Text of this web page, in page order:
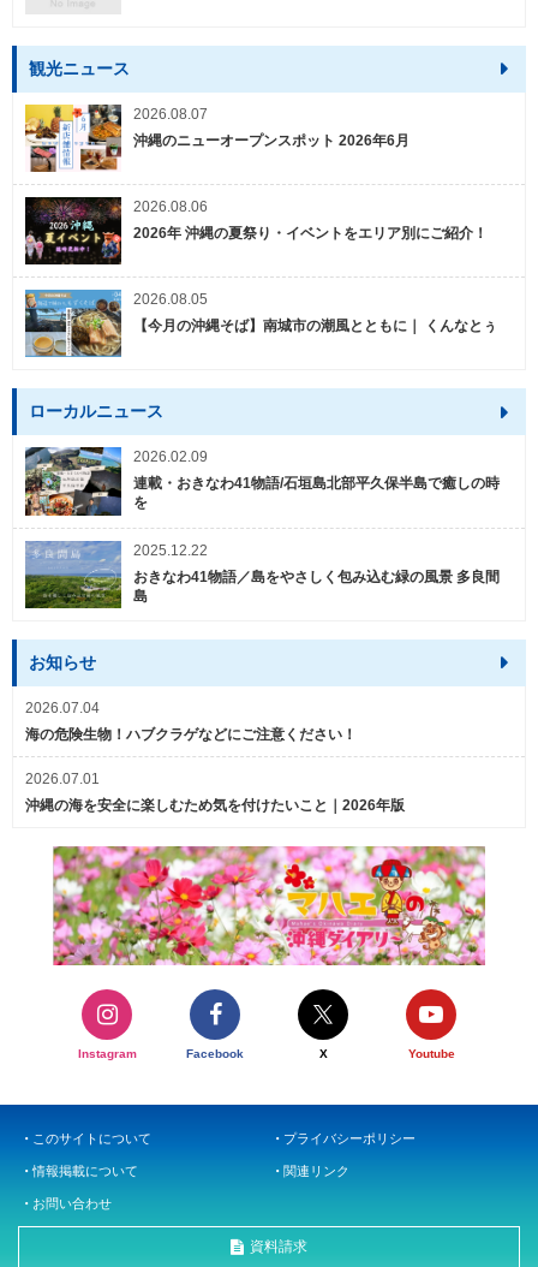
観光ニュース
2026.08.07
沖縄のニューオープンスポット 2026年6月
2026.08.06
2026年 沖縄の夏祭り・イベントをエリア別にご紹介！
2026.08.05
【今月の沖縄そば】南城市の潮風とともに｜ くんなとぅ
ローカルニュース
2026.02.09
連載・おきなわ41物語/石垣島北部平久保半島で癒しの時
を
2025.12.22
おきなわ41物語／島をやさしく包み込む緑の風景 多良間
島
お知らせ
2026.07.04
海の危険生物！ハブクラゲなどにご注意ください！
2026.07.01
沖縄の海を安全に楽しむため気を付けたいこと｜2026年版
Instagram Facebook X Youtube
このサイトについて プライバシーポリシー
情報掲載について 関連リンク
お問い合わせ
資料請求